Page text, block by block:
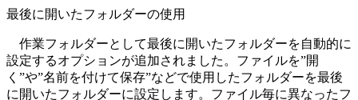
最後に開いたフォルダーの使用
作業フォルダーとして最後に開いたフォルダーを自動的に
設定するオプションが追加されました。ファイルを”開
く”や”名前を付けて保存”などで使用したフォルダーを最後
に開いたフォルダーに設定します。ファイル毎に異なったフ